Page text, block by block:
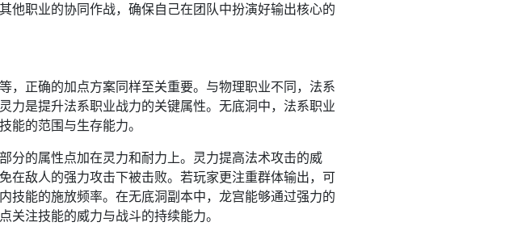
他职业的协同作战，确保自己在团队中扮演好输出核心的
，正确的加点方案同样至关重要。与物理职业不同，法系
力是提升法系职业战力的关键属性。无底洞中，法系职业
能的范围与生存能力。
分的属性点加在灵力和耐力上。灵力提高法术攻击的威
在敌人的强力攻击下被击败。若玩家更注重群体输出，可
技能的施放频率。在无底洞副本中，龙宫能够通过强力的
关注技能的威力与战斗的持续能力。